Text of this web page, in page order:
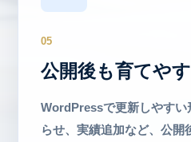
05
公開後も育てや
WordPressで更新しやすい
らせ、実績追加など、公開